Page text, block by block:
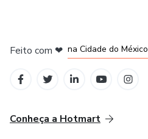
Feito com ❤ na Cidade do México
Conheça a Hotmart